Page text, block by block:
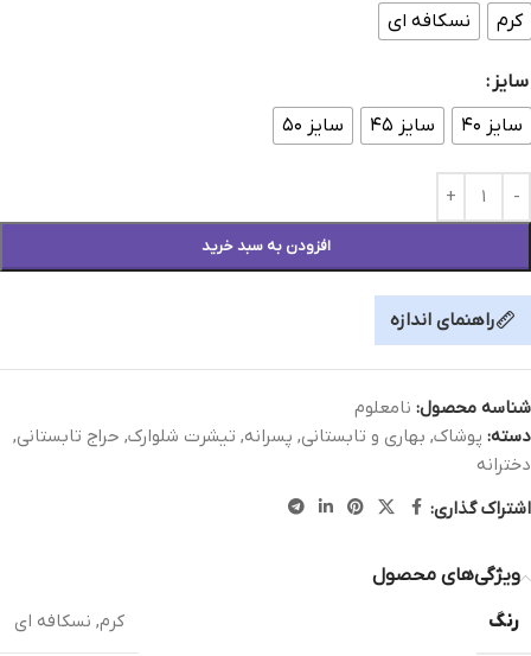
کرم
نسکافه ای
سایز
سایز ۴۰
سایز ۴۵ سایز ۵۰
افزودن به سبد خرید
راهنمای اندازه
شناسه محصول: نامعلوم
دسته: پوشاک, بهاری و تابستانی, پسرانه, تیشرت شلوارک, حراج تابستانی,
دخترانه
اشتراک گذاری:
ویژگی‌های محصول
رنگ
کرم, نسکافه ای